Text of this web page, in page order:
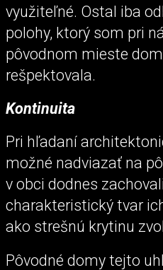
využiteľné. Ostal iba
polohy, ktorý som pri
pôvodnom mieste
rešpektovala.
Kontinuita
Pri hľadaní
možné nadviazať na
v obci dodnes
charakteristický tvar
ako strešnú krytinu
Pôvodné domy tejto